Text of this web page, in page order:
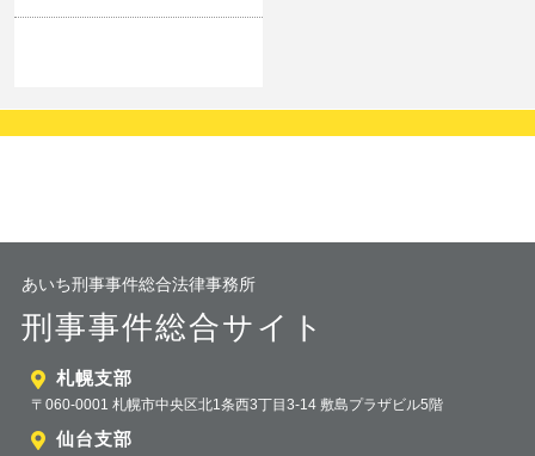
あいち刑事事件総合法律事務所
刑事事件総合サイト
札幌支部
〒060-0001 札幌市中央区北1条西3丁目3-14 敷島プラザビル5階
仙台支部